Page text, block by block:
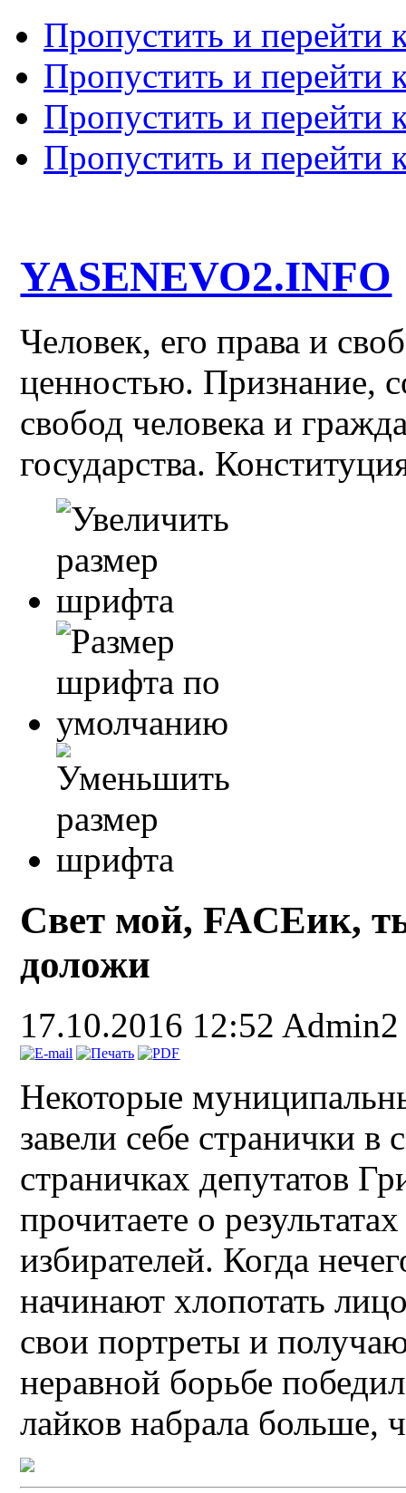
Пропустить и перейти
Пропустить и перейти
Пропустить и перейти
Пропустить и перейти
YASENEVO2.INFO
Человек, его права и
ценностью. Признание,
свобод человека и
государства.
Свет мой, FACEик,
доложи
17.10.2016 12:52 Admin2
Некоторые
завели себе странички
страничках депутатов
прочитаете о
избирателей. Когда
начинают хлопотать
свои портреты и
неравной борьбе
лайков набрала больше,